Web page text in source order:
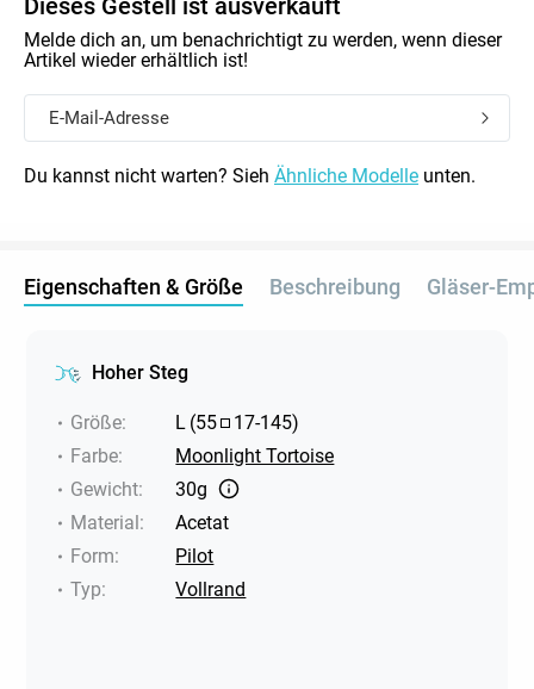
Dieses Gestell ist ausverkauft
Melde dich an, um benachrichtigt zu werden, wenn dieser
Artikel wieder erhältlich ist!
Du kannst nicht warten? Sieh Ähnliche Modelle unten.
Eigenschaften & Größe Beschreibung Gläser-
Hoher Steg
Größe: L (55 17-145)
Farbe:
Moonlight Tortoise
Gewicht:
30g
Material:
Acetat
Form:
Pilot
Typ: Vollrand